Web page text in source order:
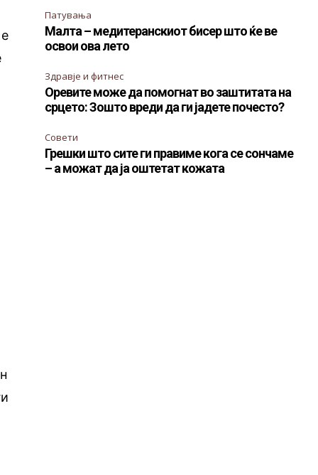
Патувања
Малта – медитеранскиот бисер што ќе ве
освои ова лето
Здравје и фитнес
Оревите може да помогнат во заштитата на
срцето: Зошто вреди да ги јадете почесто?
Совети
Грешки што сите ги правиме кога се сончаме
– а можат да ја оштетат кожата